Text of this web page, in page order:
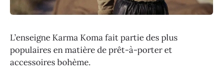
L’enseigne Karma Koma fait partie des plus
populaires en matière de prêt-à-porter et
accessoires bohème.